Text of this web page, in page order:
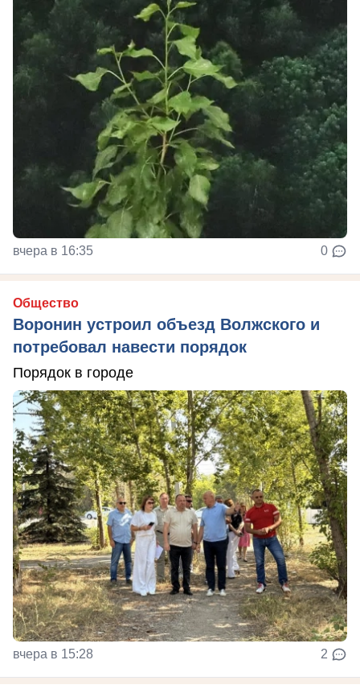
вчера в 16:35 0
Общество
Воронин устроил объезд Волжского и
потребовал навести порядок
Порядок в городе
вчера в 15:28 2